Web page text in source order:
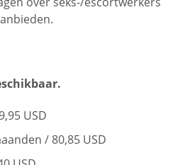
USD
/ 80,85 USD